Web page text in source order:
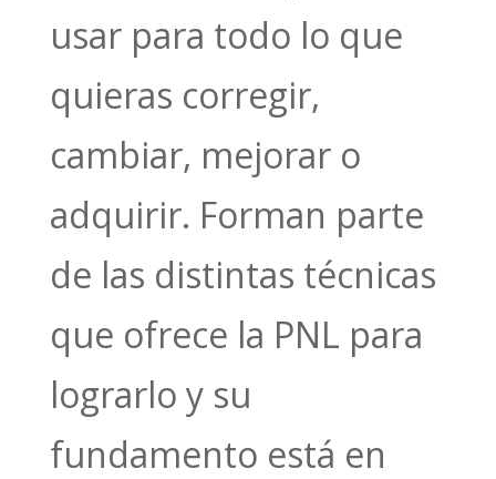
usar para todo lo que
quieras corregir,
cambiar, mejorar o
adquirir. Forman parte
de las distintas técnicas
que ofrece la PNL para
lograrlo y su
fundamento está en